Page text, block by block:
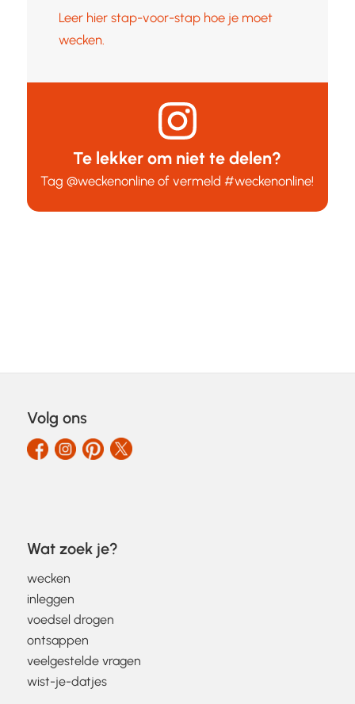
Leer hier stap-voor-stap hoe je moet
wecken.
Te lekker om niet te delen?
Tag@weckenonline of vermeld#weckenonline!
Volg ons
Wat zoek je?
wecken
inleggen
voedsel drogen
ontsappen
veelgestelde vragen
wist-je-datjes